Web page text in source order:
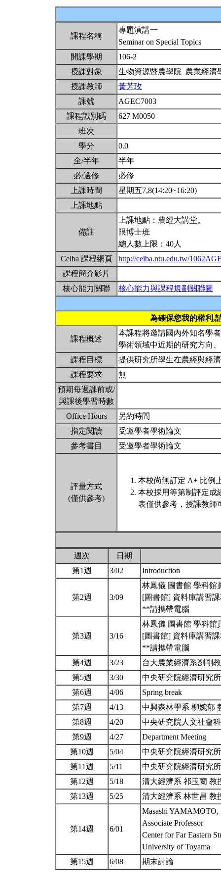
課程名稱
專題演講一
Seminar on Special Topics
開課學期
106-2
授課對象
生物資源暨農學院 農業經
授課教師
黃芳玫
課號
AGEC7003
課程識別碼
627 M0050
班次
學分
0.0
全/半年
半年
必/選修
必修
上課時間
星期五7,8(14:20~16:20)
上課地點
備註
上課地點：農經大講堂。
限博士班
總人數上限：40人
Ceiba 課程網頁
http://ceiba.ntu.edu.tw/
課程簡介影片
核心能力關聯
核心能力與課程規劃關聯圖
為確保您我的權利,
課程概述
本課程將邀請國內外知名學
學術領域中近期的研究方向
課程目標
提供研究所學生在農經與經
課程要求
無
預期每週課前或/
與課後學習時數
Office Hours
另約時間
指定閱讀
受邀學者學術論文
參考書目
受邀學者學術論文
評量方式
(僅供參考)
本校尚無訂定 A+ 比例
本校採用等第制評定成
表僅供參考，授課教師
週次
日期
第1週
3/02 Introduction
第2週 3/09
林鳳儀 圖書館 學科館
[圖書館] 資料庫講習
**請攜帶電腦
第3週 3/16
林鳳儀 圖書館 學科館
[圖書館] 資料庫講習
**請攜帶電腦
第4週
3/23
台大農業經濟系劉剛
第5週
3/30
中央研究院經濟研究
第6週
4/06
Spring break
第7週
4/13
中興森林學系 柳婉郁
第8週
4/20
中央研究院人文社會
第9週
4/27
Department Meeting
第10週
5/04
中央研究院經濟研究
第11週
5/11
中央研究院經濟研究
第12週
5/18
清大經濟系 祁玉蘭 教
第13週
5/25 清大經濟系 林世昌 教
第14週 6/01
Masashi YAMAMOTO,
Associate Professor
Center for Far Eastern
University of Toyama
第15週
6/08 期末討論